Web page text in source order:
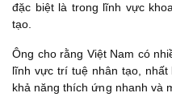
đặc biệt là trong lĩnh vực
tạo.
Ông cho rằng Việt Nam có
lĩnh vực trí tuệ nhân tạo, nhất
khả năng thích ứng nhanh và